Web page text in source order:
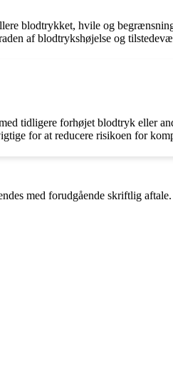
blodtrykket, hvile og
af blodtrykshøjelse og
tidligere forhøjet blodtryk eller
for at reducere risikoen for
med forudgående skriftlig aftale.